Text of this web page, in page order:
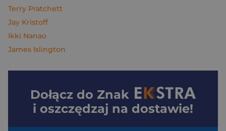
Terry Pratchett
Jay Kristoff
Ikki Nanao
James Islington
Dołącz do Znak
i oszczędzaj na dostawie!